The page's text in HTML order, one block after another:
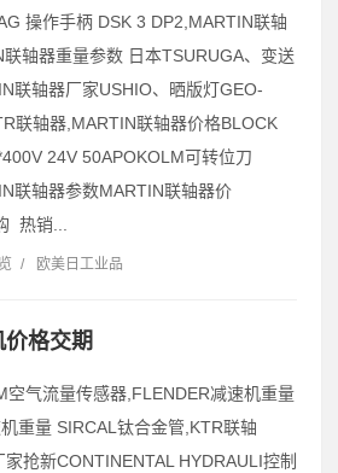
操作手柄 DSK 3 DP2,MARTIN联轴
轴器重量参数 日本TSURUGA、变送
联轴器厂家USHIO、晒版灯GEO-
联轴器,MARTIN联轴器价格BLOCK
24V 50APOKOLM可转位刀
联轴器参数MARTIN联轴器价
热销...
/ 欧美日工业品
格交期
空气流量传感器,FLENDER减速机重量
重量 SIRCAL钛合金管,KTR联轴
抢新CONTINENTAL HYDRAULI控制